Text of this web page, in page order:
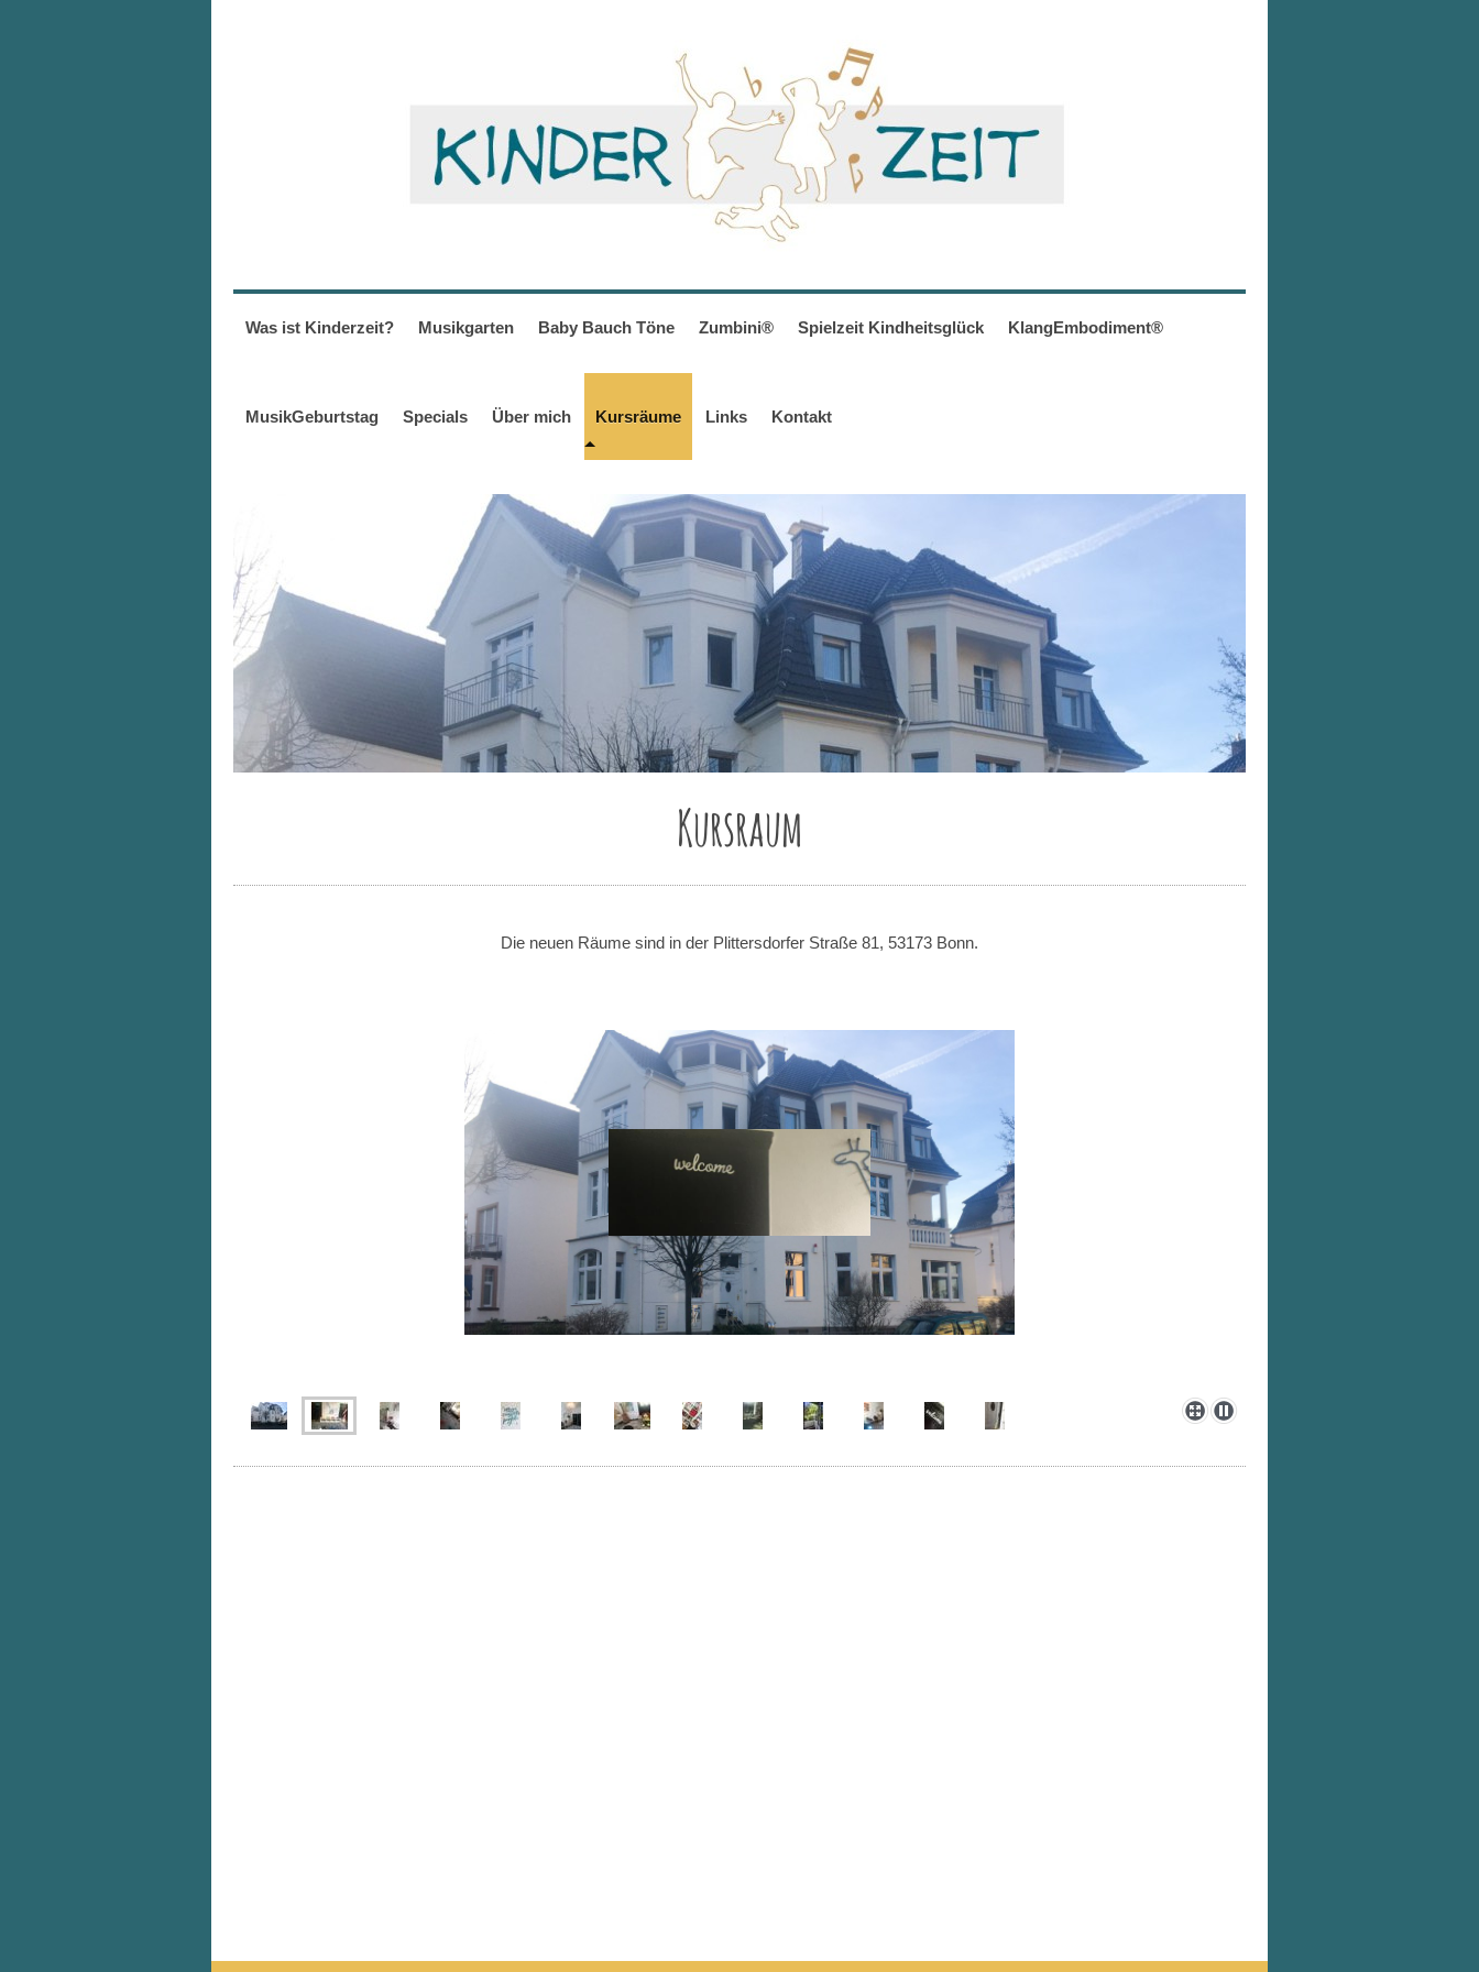
Was ist Kinderzeit? Musikgarten Baby Bauch Töne Zumbini® Spielzeit Kindheitsglück KlangEmbodiment®
MusikGeburtstag Specials Über mich Kursräume Links Kontakt
Kursraum
Die neuen Räume sind in der Plittersdorfer Straße 81, 53173 Bonn.